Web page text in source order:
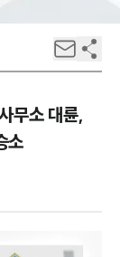
무소 대륜,
소